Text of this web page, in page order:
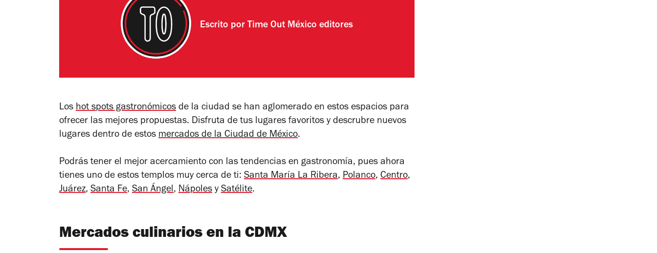
Escrito por Time Out México editores
Los hot spots gastronómicos de la ciudad se han aglomerado en estos espacios para
ofrecer las mejores propuestas. Disfruta de tus lugares favoritos y descrubre nuevos
lugares dentro de estos mercados de la Ciudad de México.
Podrás tener el mejor acercamiento con las tendencias en gastronomía, pues ahora
tienes uno de estos templos muy cerca de ti: Santa María La Ribera, Polanco, Centro,
Juárez, Santa Fe, San Ángel, Nápoles y Satélite.
Mercados culinarios en la CDMX